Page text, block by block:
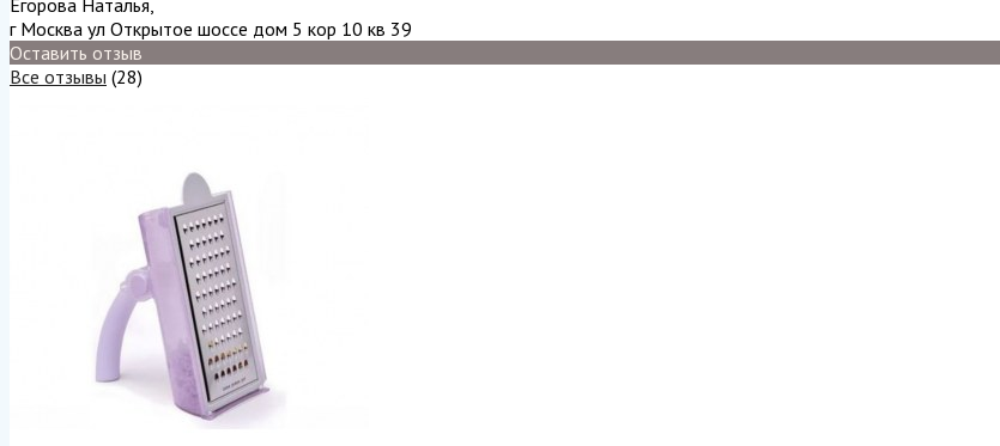
Егорова Наталья,
г Москва ул Открытое шоссе дом 5 кор 10 кв 39
Оставить отзыв
Все отзывы (28)